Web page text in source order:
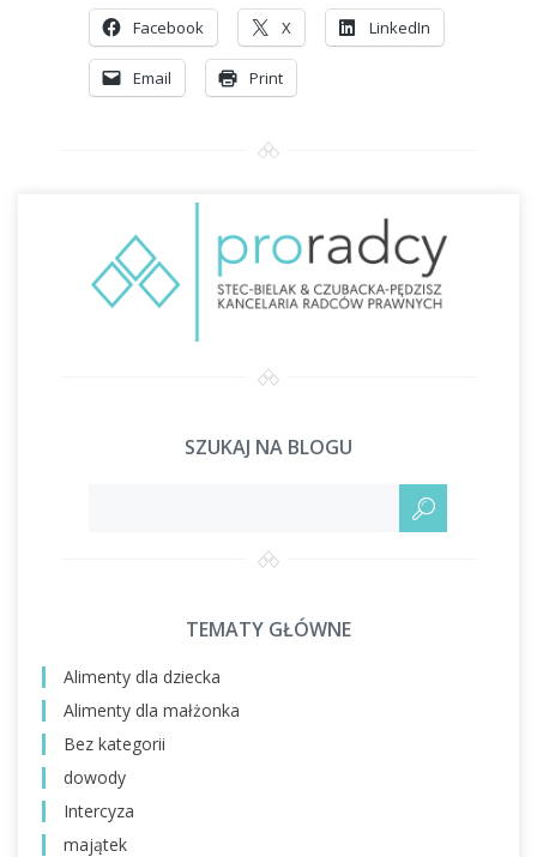
Facebook X LinkedIn
Email Print
SZUKAJ NA BLOGU
TEMATY GŁÓWNE
Alimenty dla dziecka
Alimenty dla małżonka
Bez kategorii
dowody
Intercyza
majątek